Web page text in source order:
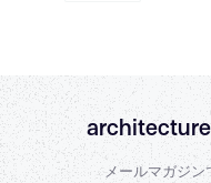
メールマガジ